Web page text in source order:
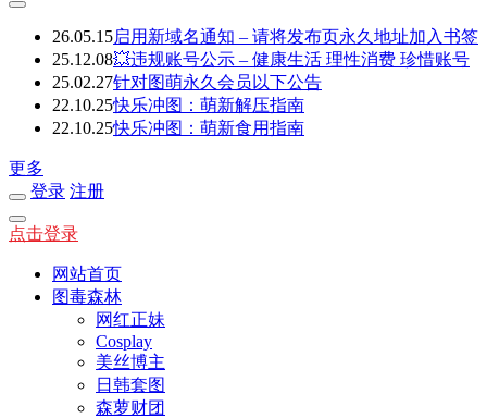
26.05.15启用新域名通知 – 请将发布页永久地址加入书签
25.12.08💥违规账号公示 – 健康生活 理性消费 珍惜账号
25.02.27针对图萌永久会员以下公告
22.10.25快乐冲图：萌新解压指南
22.10.25快乐冲图：萌新食用指南
更多
登录 注册
点击登录
网站首页
图毒森林
网红正妹
Cosplay
美丝博主
日韩套图
森萝财团